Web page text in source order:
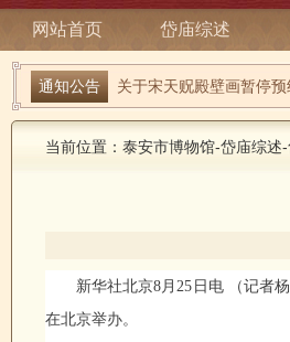
网站首页 岱庙综述
通知公告
端午寻古趣 雅俗话安康|
关于宋天贶殿壁画暂停
当前位置： 泰安市博物馆-岱庙综述-
新华社北京8月25日电 （记者
在北京举办。